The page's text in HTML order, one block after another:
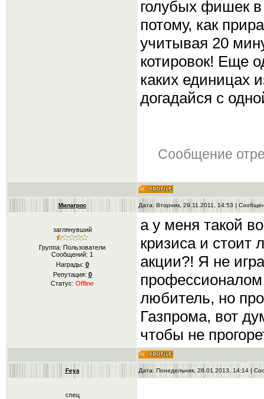
голубых фишек
потому, как
учитывая 20
котировок! Еще
каких единицах
догадайся с
Сообщение
Милагрос Дата: Вторник, 29.11.2011, 14:53 |
заглянувший
Группа: Пользователи
Сообщений: 1
Награды: 0
Репутация: 0
Статус: Offline
а у меня такой
кризиса и стоит
акции?! Я не
профессионалом
любитель, но
Газпрома, вот
чтобы не
Feya Дата: Понедельник, 28.01.2013, 14:14 |
спец